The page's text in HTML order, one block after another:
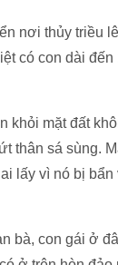
nơi thủy triều
có con dài đến
khỏi mặt đất
thân sá sùng.
lấy vì nó bị bẩn
bà, con gái ở